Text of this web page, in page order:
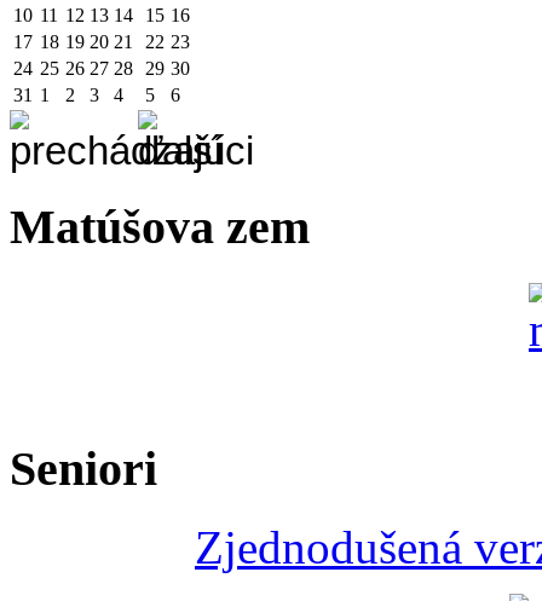
10 11 12 13 14 15 16
17 18 19 20 21 22 23
24 25 26 27 28 29 30
31 1 2 3 4 5 6
Matúšova zem
Seniori
Zjednodušená